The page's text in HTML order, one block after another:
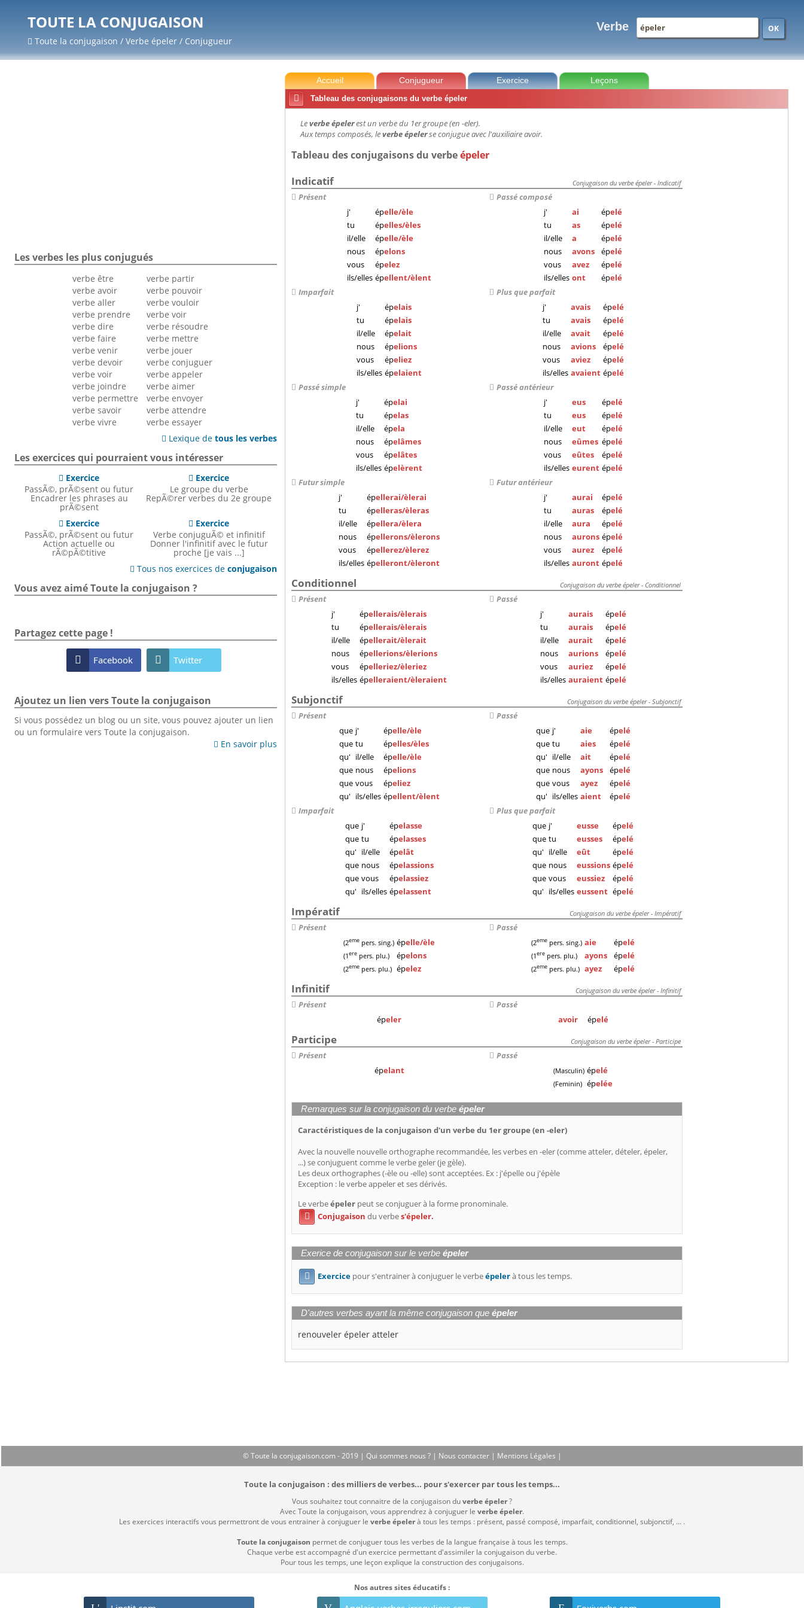
TOUTE LA CONJUGAISON
Toute la conjugaison / Verbe épeler / Conjugueur
Verbe OK
Accueil Conjugueur Exercice
Leçons

Tableau des conjugaisons du verbe épeler
Leverbe épelerest un verbe du 1er groupe (en -eler).
Aux temps composés, leverbe épelerse conjugue avec l'auxiliaire avoir.
Tableau des conjugaisons du verbeépeler
Conjugaison du verbe épeler - Indicatif
Indicatif
Présent
j'
épelle/èle
tu
épelles/èles
il/elle
épelle/èle
nous
épelons
vous
épelez
ils/elles épellent/èlent
Passé composé
j'
ai épelé
tu
as épelé
il/elle
a épelé
nous
avons épelé
vous
avez épelé
ils/elles ont épelé
Imparfait
j'
épelais
tu
épelais
il/elle
épelait
nous
épelions
vous
épeliez
ils/elles épelaient
Plus que parfait
j'
avais épelé
tu
avais épelé
il/elle
avait épelé
nous
avions épelé
vous
aviez épelé
ils/elles avaient épelé
Passé simple
j'
épelai
tu
épelas
il/elle
épela
nous
épelâmes
vous
épelâtes
ils/elles épelèrent
Passé antérieur
j'
eus épelé
tu
eus épelé
il/elle
eut épelé
nous
eûmes épelé
vous
eûtes épelé
ils/elles eurent épelé
Futur simple
j'
épellerai/èlerai
tu
épelleras/èleras
il/elle
épellera/èlera
nous
épellerons/èlerons
vous
épellerez/èlerez
ils/elles épelleront/èleront
Futur antérieur
j'
aurai épelé
tu
auras épelé
il/elle
aura épelé
nous
aurons épelé
vous
aurez épelé
ils/elles auront épelé
Conjugaison du verbe épeler - Conditionnel
Conditionnel
Présent
j'
épellerais/èlerais
tu
épellerais/èlerais
il/elle
épellerait/èlerait
nous
épellerions/èlerions
vous
épelleriez/èleriez
ils/elles épelleraient/èleraient
Passé
j'
aurais épelé
tu
aurais épelé
il/elle
aurait épelé
nous
aurions épelé
vous
auriez épelé
ils/elles auraient épelé
Conjugaison du verbe épeler - Subjonctif
Subjonctif
Présent
que j' épelle/èle
que tu épelles/èles
qu' il/elle épelle/èle
que nous épelions
que vous épeliez
qu' ils/elles épellent/èlent
Passé
que j' aie épelé
que tu aies épelé
qu' il/elle ait épelé
que nous ayons épelé
que vous ayez épelé
qu' ils/elles aient épelé
Imparfait
que j' épelasse
que tu épelasses
qu' il/elle épelât
que nous épelassions
que vous épelassiez
qu' ils/elles épelassent
Plus que parfait
que j' eusse épelé
que tu eusses épelé
qu' il/elle eût épelé
que nous eussions épelé
que vous eussiez épelé
qu' ils/elles eussent épelé
Conjugaison du verbe épeler - Impératif
Impératif
Présent
(2eme pers. sing.) épelle/èle
(1ere pers. plu.) épelons
(2eme pers. plu.) épelez
Passé
(2eme pers. sing.) aie épelé
(1ere pers. plu.) ayons épelé
(2eme pers. plu.) ayez épelé
Conjugaison du verbe épeler - Infinitif
Infinitif
Présent
épeler
Passé
avoir
épelé
Conjugaison du verbe épeler - Participe
Participe
Présent
épelant
Passé
(Masculin) épelé
(Feminin) épelée
Remarques sur la conjugaison du verbeépeler
Caractéristiques de la conjugaison d'un verbe du 1er groupe (en -eler)
Avec la nouvelle nouvelle orthographe recommandée, les verbes en -eler (comme atteler, dételer, épeler,
...) se conjuguent comme le verbe geler (je gèle).
Les deux orthographes (-èle ou -elle) sont acceptées. Ex : j'épelle ou j'épèle
Exception : le verbe appeler et ses dérivés.
Le verbeépeler peut se conjuguer à la forme pronominale.
 Conjugaison du verbes'épeler.
Exerice de conjugaison sur le verbeépeler
 Exercice pour s'entrainer à conjuguer le verbeépelerà tous les temps.
D'autres verbes ayant la même conjugaison queépeler
renouveler épeler atteler
Les verbes les plus conjugués
verbe être
verbe avoir
verbe aller
verbe prendre
verbe dire
verbe faire
verbe venir
verbe devoir
verbe voir
verbe joindre
verbe permettre
verbe savoir
verbe vivre
verbe partir
verbe pouvoir
verbe vouloir
verbe voir
verbe résoudre
verbe mettre
verbe jouer
verbe conjuguer
verbe appeler
verbe aimer
verbe envoyer
verbe attendre
verbe essayer
 Lexique detous les verbes
Les exercices qui pourraient vous intéresser
 Exercice
PassÃ©, prÃ©sent ou futur
Encadrer les phrases au
prÃ©sent
 Exercice
Le groupe du verbe
RepÃ©rer verbes du 2e groupe
 Exercice
PassÃ©, prÃ©sent ou futur
Action actuelle ou
rÃ©pÃ©titive
 Exercice
Verbe conjuguÃ© et infinitif
Donner l'infinitif avec le futur
proche [je vais ...]
 Tous nos exercices deconjugaison
Vous avez aimé Toute la conjugaison ?
Partagez cette page !
 Facebook  Twitter
Ajoutez un lien vers Toute la conjugaison
Si vous possédez un blog ou un site, vous pouvez ajouter un lien
ou un formulaire vers Toute la conjugaison.
 En savoir plus
© Toute la conjugaison.com - 2019 | Qui sommes nous ? | Nous contacter | Mentions Légales |
Toute la conjugaison : des milliers de verbes... pour s'exercer par tous les temps...
Vous souhaitez tout connaitre de la conjugaison duverbe épeler?
Avec Toute la conjugaison, vous apprendrez à conjuguer le verbe épeler.
Les exercices interactifs vous permettront de vous entrainer à conjuguer le verbe épelerà tous les temps : présent, passé composé, imparfait, conditionnel, subjonctif, ... .
Toute la conjugaison permet de conjuguer tous les verbes de la langue française à tous les temps.
Chaque verbe est accompagné d'un exercice permettant d'assimiler la conjugaison du verbe.
Pour tous les temps, une leçon explique la construction des conjugaisons.
Nos autres sites éducatifs :